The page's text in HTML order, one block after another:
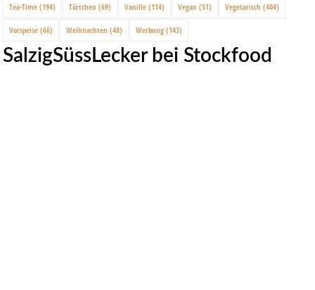
Tea-Time (194) Törtchen (69) Vanille (114) Vegan (51) Vegetarisch (404)
Vorspeise (66) Weihnachten (48) Werbung (143)
SalzigSüssLecker bei Stockfood